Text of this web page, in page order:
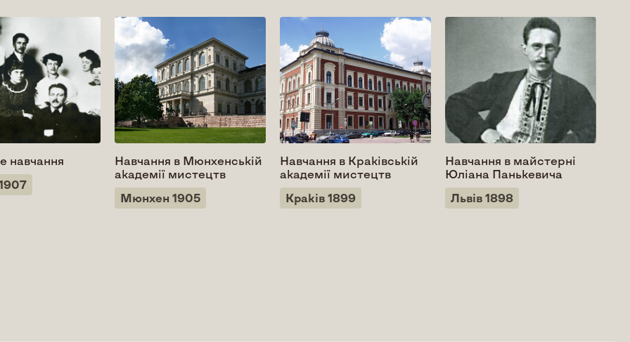
навчання
Навчання в Мюнхенській
академії мистецтв
Мюнхен 1905
Навчання в Краківській
академії мистецтв
Краків 1899
Навчання в майстерні
Юліана Панькевича
Львів 1898